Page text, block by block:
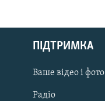
Русский
Qırımtatar
ДОЛУЧАЙСЯ!
ПІДТРИМКА
Ваше відео і фото
Радіо